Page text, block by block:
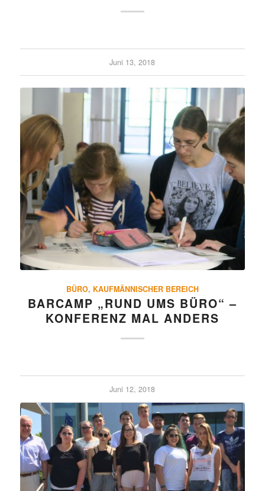
Juni 13, 2018
BÜRO, KAUFMÄNNISCHER BEREICH
BARCAMP „RUND UMS BÜRO“ –
KONFE­RENZ MAL ANDERS
Juni 12, 2018